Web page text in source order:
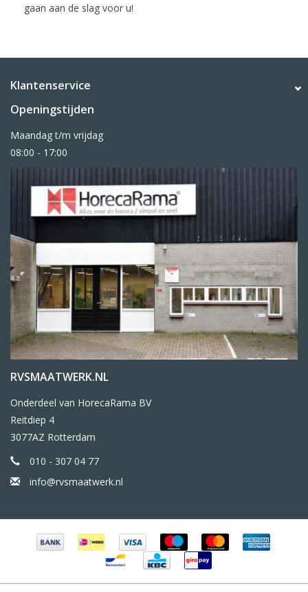
gaan aan de slag voor u!
Klantenservice
Openingstijden
Maandag t/m vrijdag
08:00 - 17:00
RVSMAATWERK.NL
Onderdeel van HorecaRama BV
Reitdiep 4
3077AZ Rotterdam
010 - 307 04 77
info@rvsmaatwerk.nl